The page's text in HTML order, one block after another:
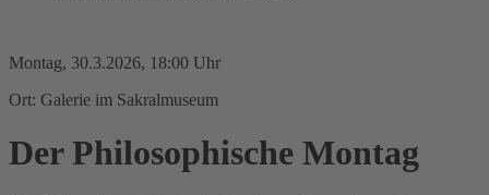
Montag, 30.3.2026, 18:00 Uhr
Ort: Galerie im Sakralmuseum
Der Philosophische Montag